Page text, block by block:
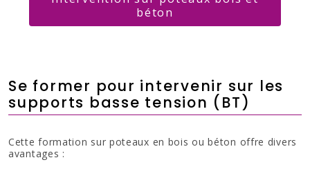
béton
Se former pour intervenir sur les
supports basse tension (BT)
Cette formation sur poteaux en bois ou béton offre divers
avantages :